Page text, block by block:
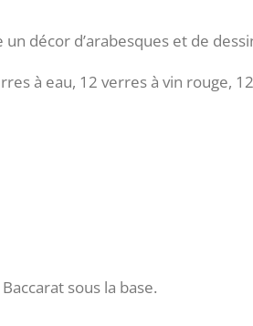
un décor d’arabesques et de
à eau, 12 verres à vin rouge,
sous la base.